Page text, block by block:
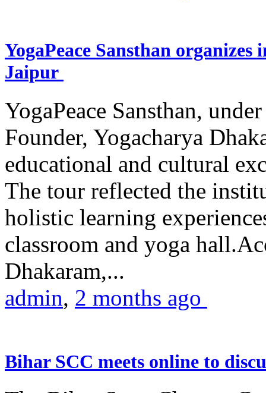
YogaPeace Sansthan
Jaipur
YogaPeace Sansthan,
Founder, Yogacharya
educational and cultural
The tour reflected the
holistic learning
classroom and yoga
Dhakaram,...
admin, 2 months ago
Bihar SCC meets online to